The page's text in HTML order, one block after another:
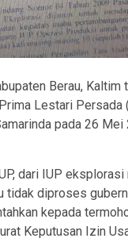
Berau,
Lestari
pada 26
dari IUP
diproses
kepada
Keputusan Izin